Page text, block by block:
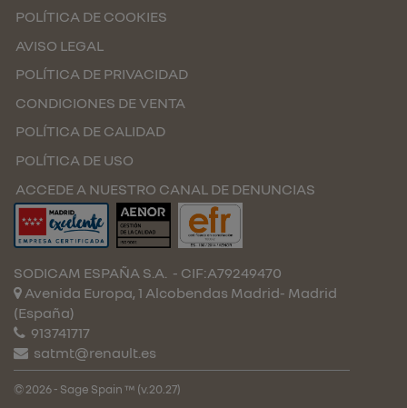
POLÍTICA DE COOKIES
AVISO LEGAL
POLÍTICA DE PRIVACIDAD
CONDICIONES DE VENTA
POLÍTICA DE CALIDAD
POLÍTICA DE USO
ACCEDE A NUESTRO CANAL DE DENUNCIAS
SODICAM ESPAÑA S.A. - CIF:A79249470
Avenida Europa, 1 Alcobendas Madrid- Madrid
(España)
913741717
satmt@renault.es
© 2026 - Sage Spain ™ (v.20.27)